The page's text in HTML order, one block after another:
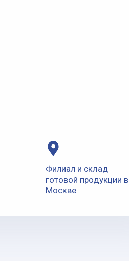
Филиал и склад
готовой продукции в
Москве